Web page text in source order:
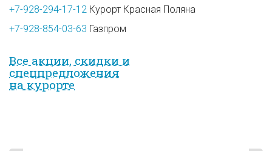
+7-928-294-17-12 Курорт Красная Поляна
+7-928-854-03-63 Газпром
Все акции, скидки и
спец­предложе­ния
на курорте